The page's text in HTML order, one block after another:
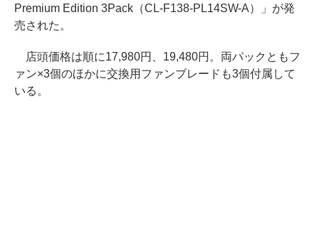
Premium Edition 3Pack（CL-F138-PL14SW-A）」が発
売された。
店頭価格は順に17,980円、19,480円。両パックともフ
ァン×3個のほかに交換用ファンブレードも3個付属して
いる。